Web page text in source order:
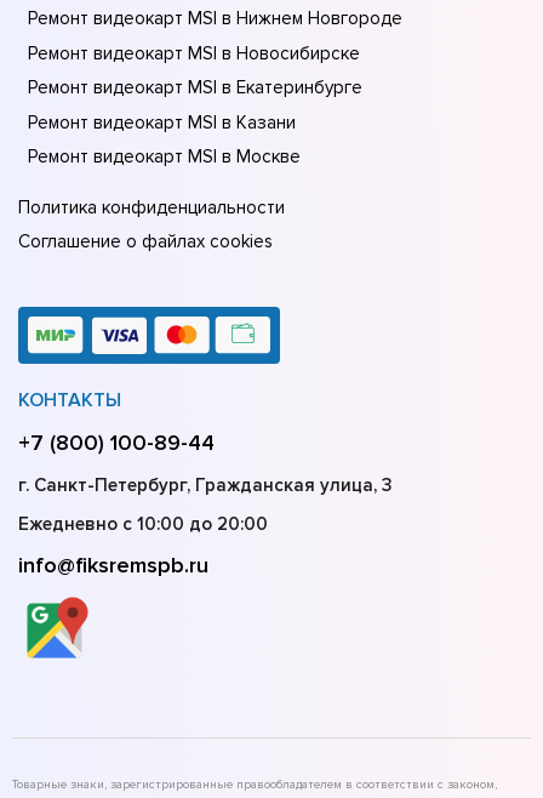
Ремонт видеокарт MSI в Нижнем Новгороде
Ремонт видеокарт MSI в Новосибирске
Ремонт видеокарт MSI в Екатеринбурге
Ремонт видеокарт MSI в Казани
Ремонт видеокарт MSI в Москве
Политика конфиденциальности
Соглашение о файлах cookies
КОНТАКТЫ
+7 (800) 100-89-44
г. Санкт-Петербург, Гражданская улица, 3
Ежедневно с 10:00 до 20:00
info@fiksremspb.ru
Товарные знаки, зарегистрированные правообладателем в соответствии с законом,